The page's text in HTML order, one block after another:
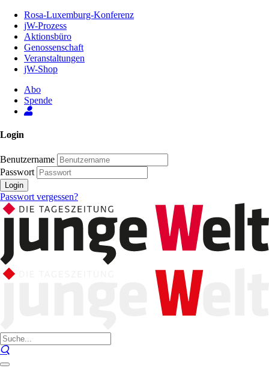
Inhalt
Seite
Rosa-Luxemburg-Konferenz
jW-Prozess
Aktionsbüro
Genossenschaft
Veranstaltungen
jW-Shop
Abo
Spende
Login
Benutzername
Passwort
Login
Passwort vergessen?